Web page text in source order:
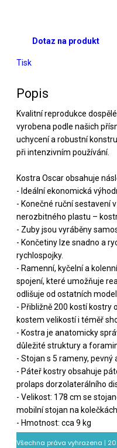
Dotaz na produkt
Tisk
Popis
Kvalitní reprodukce
vyrobena podle našich
uchycení a robustní
při intenzivním používání.
Kostra Oscar obsahuje
- Ideální ekonomická
- Konečné ruční sestavení
nerozbitného plastu –
- Zuby jsou vyráběny
- Končetiny lze snadno a
rychlospojky.
- Ramenní, kyčelní a
spojení, které umožňuje
odlišuje od ostatních
- Přibližně 200 kostí kostry
kostem velikostí i téměř
- Kostra je anatomicky
důležité struktury a
- Stojan s 5 rameny, pevný
- Páteř kostry obsahuje
prolaps dorzolaterálního
- Velikost: 178 cm se
mobilní stojan na
- Hmotnost: cca 9 kg
Všechna práva vyhrazena |